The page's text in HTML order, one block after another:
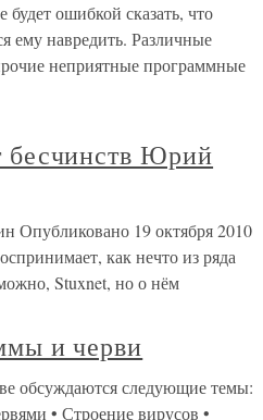
ошибкой сказать, что
ему навредить. Различные
неприятные программные
бесчинств Юрий
Опубликовано 19 октября 2010
как нечто из ряда
Stuxnet, но о нём
и черви
обсуждаются следующие темы:
• Строение вирусов •